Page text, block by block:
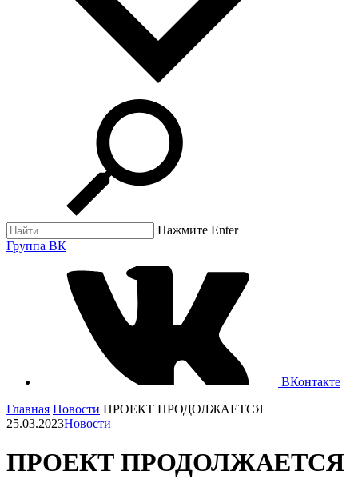
Нажмите Enter
Группа ВК
ВКонтакте
Главная Новости ПРОЕКТ ПРОДОЛЖАЕТСЯ
25.03.2023Новости
ПРОЕКТ ПРОДОЛЖАЕТСЯ